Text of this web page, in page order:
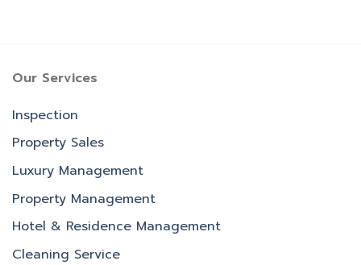
Our Services
Inspection
Property Sales
Luxury Management
Property Management
Hotel & Residence Management
Cleaning Service